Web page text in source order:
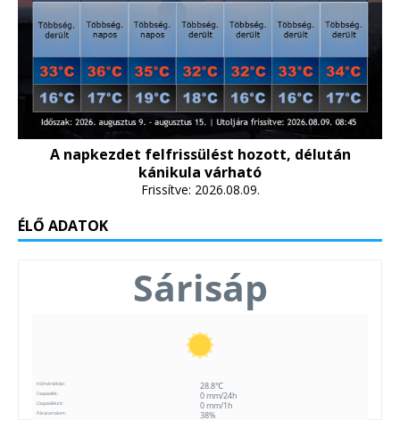
A napkezdet felfrissülést hozott, délután
kánikula várható
Frissítve: 2026.08.09.
ÉLŐ ADATOK